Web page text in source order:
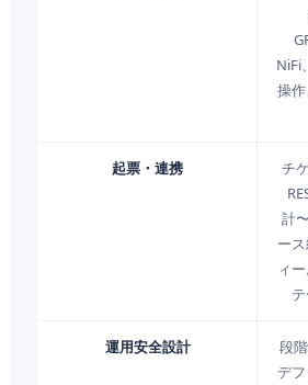
NiFi
操
起票・連携
チ
計
ー
ィ
運用安全設計
段
デフ